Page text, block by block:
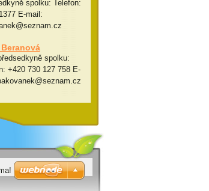
spolku: Telefon:
E-mail:
Beranová
spolku:
+420 730 127 758 E-